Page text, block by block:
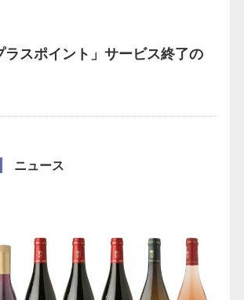
ラスポイント」サービス終了の
ニュース